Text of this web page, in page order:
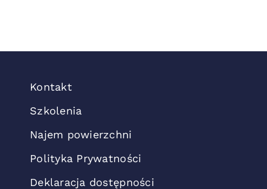
Kontakt
Szkolenia
Najem powierzchni
Polityka Prywatności
Deklaracja dostępności